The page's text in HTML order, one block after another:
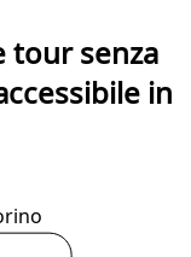
tour senza
in